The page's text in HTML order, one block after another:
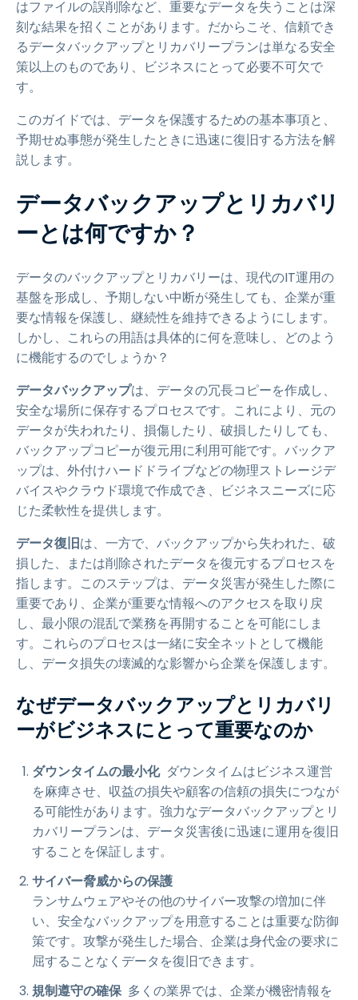
はファイルの誤削除など、重要なデータを失うことは深
刻な結果を招くことがあります。だからこそ、信頼でき
るデータバックアップとリカバリープランは単なる安全
策以上のものであり、ビジネスにとって必要不可欠で
す。
このガイドでは、データを保護するための基本事項と、
予期せぬ事態が発生したときに迅速に復旧する方法を解
説します。
データバックアップとリカバリ
ーとは何ですか？
データのバックアップとリカバリーは、現代のIT運用の
基盤を形成し、予期しない中断が発生しても、企業が重
要な情報を保護し、継続性を維持できるようにします。
しかし、これらの用語は具体的に何を意味し、どのよう
に機能するのでしょうか？
データバックアップは、データの冗長コピーを作成し、
安全な場所に保存するプロセスです。これにより、元の
データが失われたり、損傷したり、破損したりしても、
バックアップコピーが復元用に利用可能です。バックア
ップは、外付けハードドライブなどの物理ストレージデ
バイスやクラウド環境で作成でき、ビジネスニーズに応
じた柔軟性を提供します。
データ復旧は、一方で、バックアップから失われた、破
損した、または削除されたデータを復元するプロセスを
指します。このステップは、データ災害が発生した際に
重要であり、企業が重要な情報へのアクセスを取り戻
し、最小限の混乱で業務を再開することを可能にしま
す。これらのプロセスは一緒に安全ネットとして機能
し、データ損失の壊滅的な影響から企業を保護します。
なぜデータバックアップとリカバリ
ーがビジネスにとって重要なのか
ダウンタイムの最小化ダウンタイムはビジネス運営
を麻痺させ、収益の損失や顧客の信頼の損失につなが
る可能性があります。強力なデータバックアップとリ
カバリープランは、データ災害後に迅速に運用を復旧
することを保証します。
サイバー脅威からの保護
ランサムウェアやその他のサイバー攻撃の増加に伴
い、安全なバックアップを用意することは重要な防御
策です。攻撃が発生した場合、企業は身代金の要求に
屈することなくデータを復旧できます。
規制遵守の確保多くの業界では、企業が機密情報を